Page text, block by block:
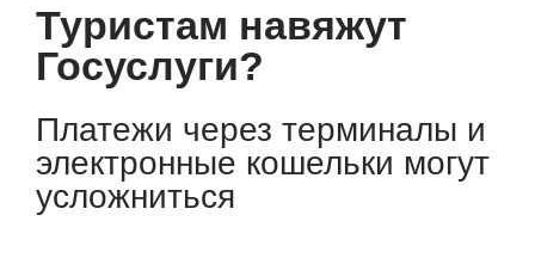
Туристам навяжут
Госуслуги?
Платежи через терминалы и
электронные кошельки могут
усложниться